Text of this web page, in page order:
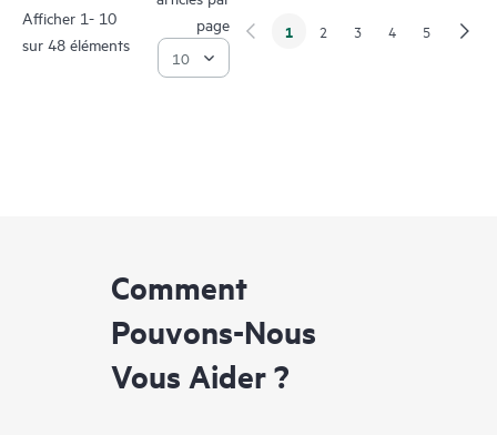
Afficher 1- 10
sur 48 éléments
page
1 2 3 4 5
Comment
Pouvons-Nous
Vous Aider ?